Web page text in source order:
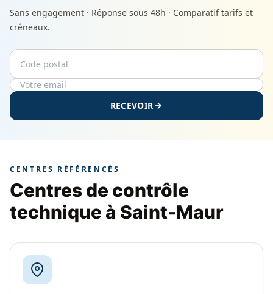
Sans engagement · Réponse sous 48h · Comparatif tarifs et
créneaux.
Code postal
Email
RECEVOIR
CENTRES RÉFÉRENCÉS
Centres de contrôle
technique à Saint-Maur